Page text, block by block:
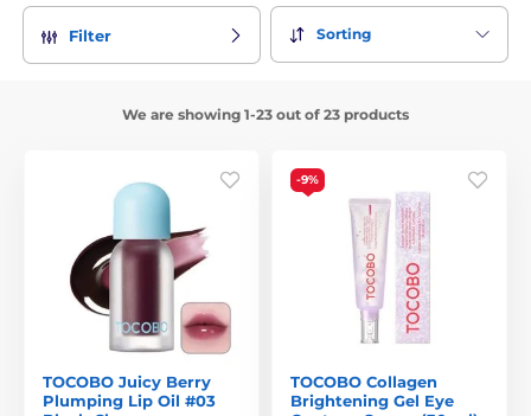
Filter Sorting
We are showing 1-23 out of 23 products
TOCOBO Juicy Berry
Plumping Lip Oil #03
-9%
TOCOBO Collagen
Brightening Gel Eye